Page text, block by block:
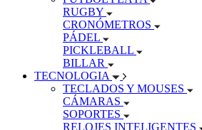
RUGBY
CRONÓMETROS
PÁDEL
PICKLEBALL
BILLAR
TECNOLOGIA
TECLADOS Y MOUSES
CÁMARAS
SOPORTES
RELOJES INTELIGENTES